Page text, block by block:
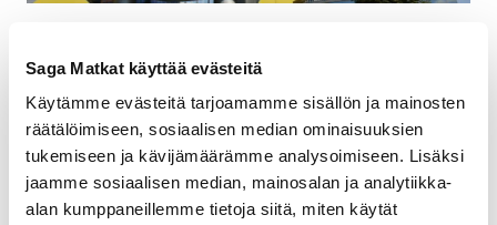
Saga Matkat käyttää evästeitä
Käytämme evästeitä tarjoamamme sisällön ja mainosten
räätälöimiseen, sosiaalisen median ominaisuuksien
tukemiseen ja kävijämäärämme analysoimiseen. Lisäksi
jaamme sosiaalisen median, mainosalan ja analytiikka-
alan kumppaneillemme tietoja siitä, miten käytät
Ihaile Frankfurtin pilvenpiirtäjiä
Rauhoitu kauniissa Palmengartenin
kasvitieteellisessä museossa
Hyppää Ebbelwei Express-ratikan kyytiin